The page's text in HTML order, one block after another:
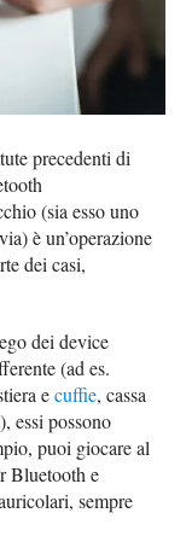
precedenti di
(sia esso uno
è un’operazione
dei casi,
dei device
(ad es.
ecuffie, cassa
essi possono
puoi giocare al
Bluetooth e
sempre